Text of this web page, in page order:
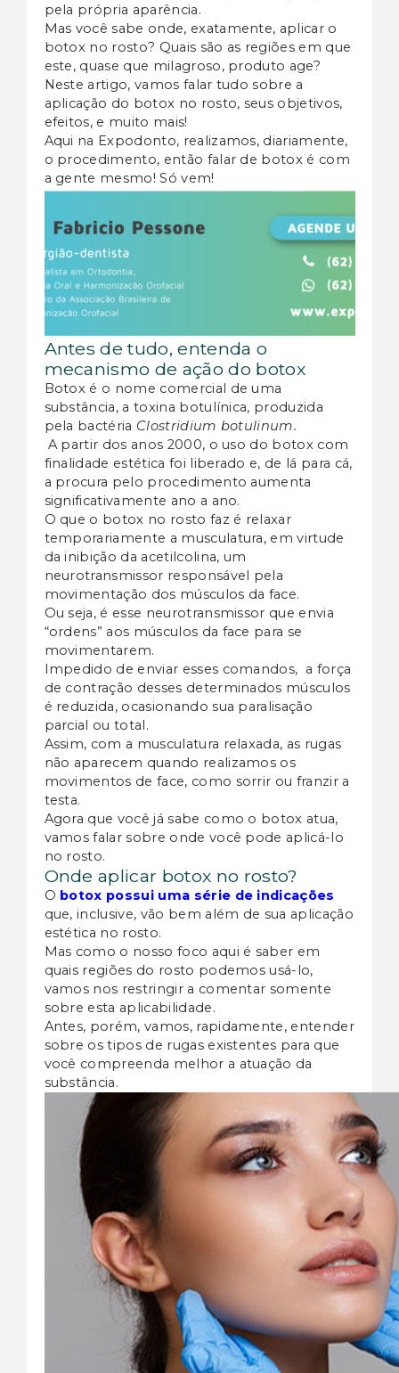
pela própria aparência.
Mas você sabe onde, exatamente, aplicar o
botox no rosto? Quais são as regiões em que
este, quase que milagroso, produto age?
Neste artigo, vamos falar tudo sobre a
aplicação do botox no rosto, seus objetivos,
efeitos, e muito mais!
Aqui na Expodonto, realizamos, diariamente,
o procedimento, então falar de botox é com
a gente mesmo! Só vem!
Antes de tudo, entenda o
mecanismo de ação do botox
Botox é o nome comercial de uma
substância, a toxina botulínica, produzida
pela bactéria Clostridium botulinum.
A partir dos anos 2000, o uso do botox com
finalidade estética foi liberado e, de lá para cá,
a procura pelo procedimento aumenta
significativamente ano a ano.
O que o botox no rosto faz é relaxar
temporariamente a musculatura, em virtude
da inibição da acetilcolina, um
neurotransmissor responsável pela
movimentação dos músculos da face.
Ou seja, é esse neurotransmissor que envia
“ordens” aos músculos da face para se
movimentarem.
Impedido de enviar esses comandos, a força
de contração desses determinados músculos
é reduzida, ocasionando sua paralisação
parcial ou total.
Assim, com a musculatura relaxada, as rugas
não aparecem quando realizamos os
movimentos de face, como sorrir ou franzir a
testa.
Agora que você já sabe como o botox atua,
vamos falar sobre onde você pode aplicá-lo
no rosto.
Onde aplicar botox no rosto?
O botox possui uma série de indicações
que, inclusive, vão bem além de sua aplicação
estética no rosto.
Mas como o nosso foco aqui é saber em
quais regiões do rosto podemos usá-lo,
vamos nos restringir a comentar somente
sobre esta aplicabilidade.
Antes, porém, vamos, rapidamente, entender
sobre os tipos de rugas existentes para que
você compreenda melhor a atuação da
substância.